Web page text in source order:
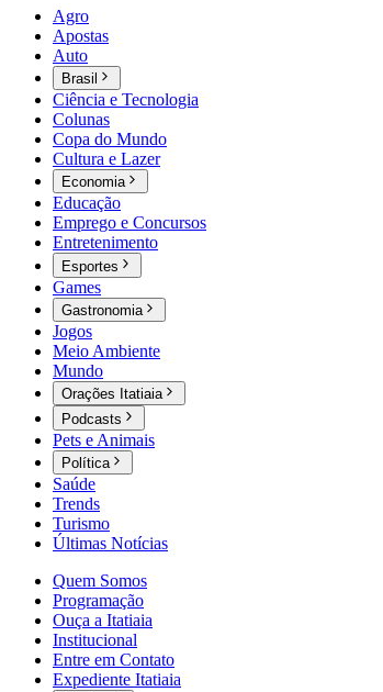
Agro
Apostas
Auto
Brasil
Ciência e Tecnologia
Colunas
Copa do Mundo
Cultura e Lazer
Economia
Educação
Emprego e Concursos
Entretenimento
Esportes
Games
Gastronomia
Jogos
Meio Ambiente
Mundo
Orações Itatiaia
Podcasts
Pets e Animais
Política
Saúde
Trends
Turismo
Últimas Notícias
Quem Somos
Programação
Ouça a Itatiaia
Institucional
Entre em Contato
Expediente Itatiaia